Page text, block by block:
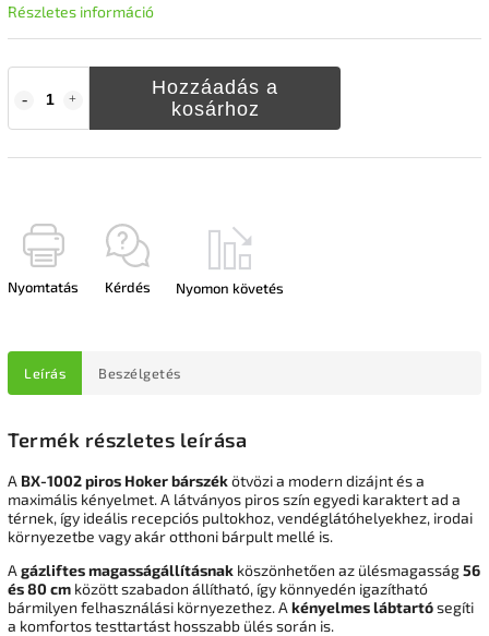
Hozzáadás a
kosárhoz
Részletes információ
Nyomtatás Kérdés Nyomon követés
Leírás Beszélgetés
Termék részletes leírása
A BX-1002 piros Hoker bárszékötvözi a modern dizájnt és a
maximális kényelmet. A látványos piros szín egyedi karaktert ad a
térnek, így ideális recepciós pultokhoz, vendéglátóhelyekhez, irodai
környezetbe vagy akár otthoni bárpult mellé is.
A gázliftes magasságállításnak köszönhetően az ülésmagasság56
és 80 cm között szabadon állítható, így könnyedén igazítható
bármilyen felhasználási környezethez. A kényelmes lábtartósegíti
a komfortos testtartást hosszabb ülés során is.